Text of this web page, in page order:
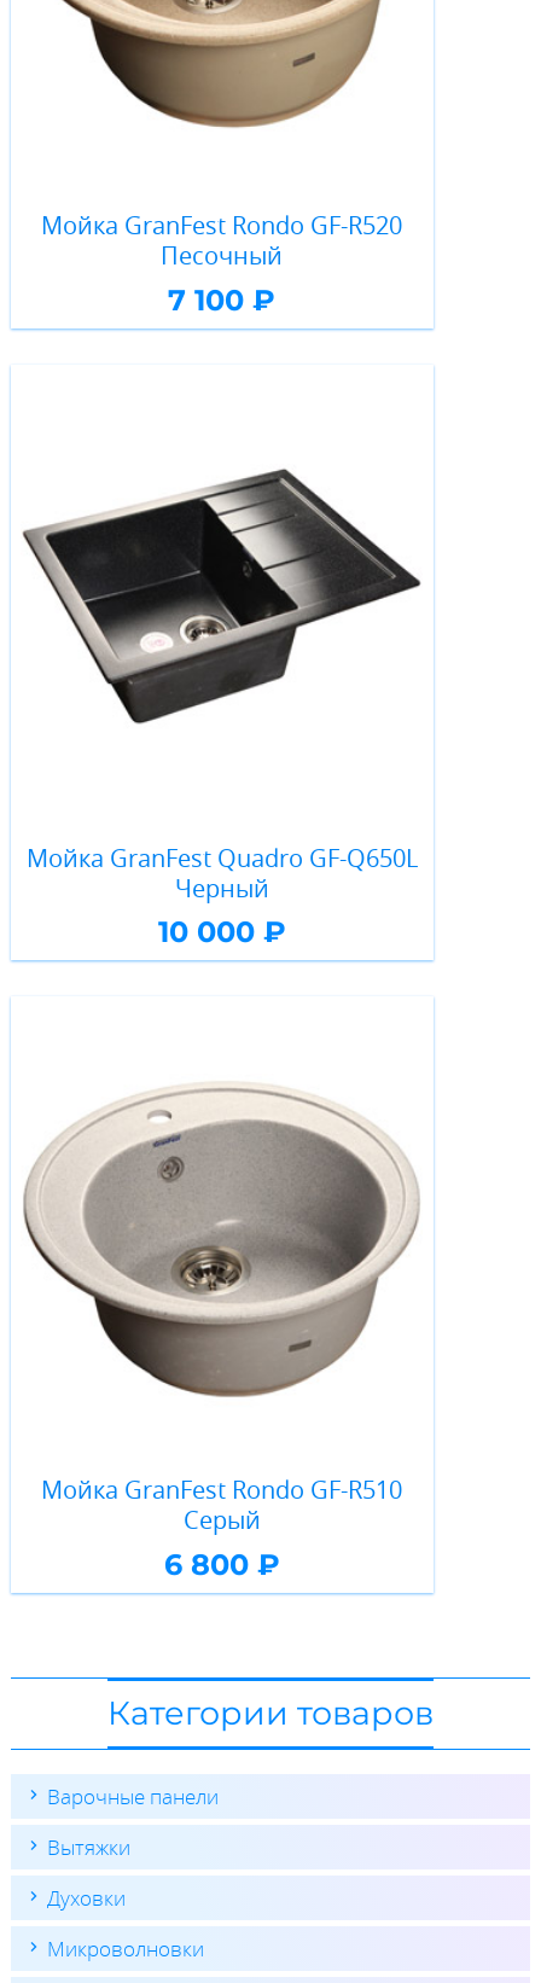
Мойка GranFest Rondo GF-R520
Песочный
7 100 ₽
Мойка GranFest Quadro GF-Q650L
Черный
10 000 ₽
Мойка GranFest Rondo GF-R510
Серый
6 800 ₽
Категории товаров
Варочные панели
Вытяжки
Духовки
Микроволновки